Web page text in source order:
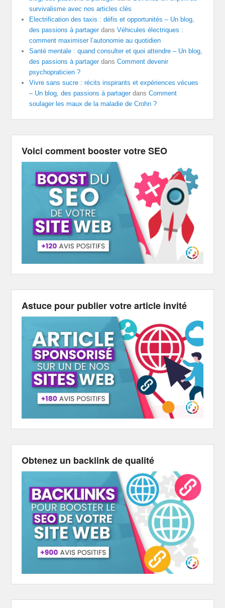
survivalisme avec nos articles clés
Electrification des taxis : défis et opportunités – Un blog,
des passions à partagerdansVéhicules électriques :
comment maximiser l’autonomie au quotidien
Santé mentale : quand consulter et quoi attendre – Un blog,
des passions à partagerdansComment devenir
psychopraticien ?
Vivre sans sucre : récits inspirants et expériences vécues
– Un blog, des passions à partagerdansComment
soulager les maux de la maladie de Crohn ?
Voici comment booster votre SEO
Astuce pour publier votre article invité
Obtenez un backlink de qualité